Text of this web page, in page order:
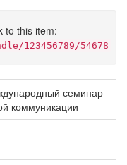
to this item:
123456789/54678
семинар
коммуникации